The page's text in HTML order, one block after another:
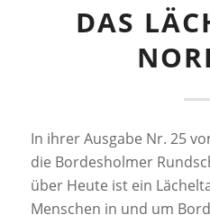
DAS
In ihrer Ausgabe Nr. 25
die Bordesholmer
über Heute ist ein
Menschen in und um